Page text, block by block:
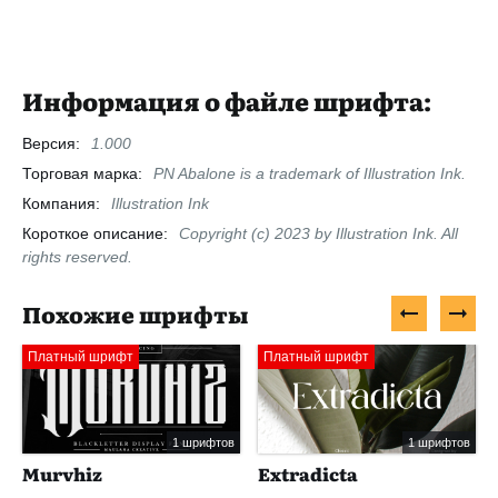
Информация о файле шрифта:
Версия:
1.000
Торговая марка:
PN Abalone is a trademark of Illustration Ink.
Компания:
Illustration Ink
Короткое описание:
Copyright (c) 2023 by Illustration Ink. All
rights reserved.
Похожие шрифты
Платный шрифт
1 шрифтов
Murvhiz
Платный шрифт
1 шрифтов
Extradicta